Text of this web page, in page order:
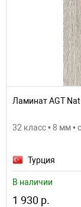
Ламинат AGT
32 класс • 8 мм •
Турция
В наличии
1 930 р.